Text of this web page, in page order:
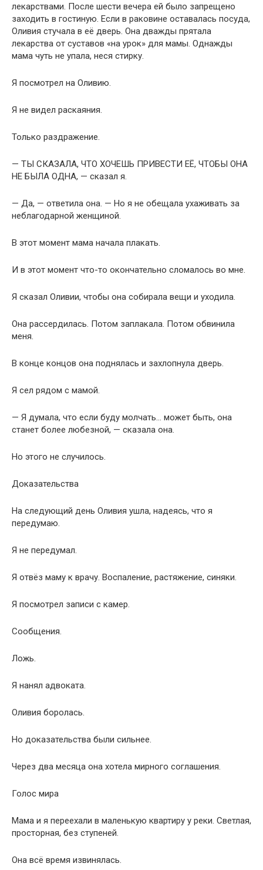
лекарствами. После шести вечера ей было запрещено
заходить в гостиную. Если в раковине оставалась посуда,
Оливия стучала в её дверь. Она дважды прятала
лекарства от суставов «на урок» для мамы. Однажды
мама чуть не упала, неся стирку.
Я посмотрел на Оливию.
Я не видел раскаяния.
Только раздражение.
— ТЫ СКАЗАЛА, ЧТО ХОЧЕШЬ ПРИВЕСТИ ЕЁ, ЧТОБЫ ОНА
НЕ БЫЛА ОДНА, — сказал я.
— Да, — ответила она. — Но я не обещала ухаживать за
неблагодарной женщиной.
В этот момент мама начала плакать.
И в этот момент что-то окончательно сломалось во мне.
Я сказал Оливии, чтобы она собирала вещи и уходила.
Она рассердилась. Потом заплакала. Потом обвинила
меня.
В конце концов она поднялась и захлопнула дверь.
Я сел рядом с мамой.
— Я думала, что если буду молчать… может быть, она
станет более любезной, — сказала она.
Но этого не случилось.
Доказательства
На следующий день Оливия ушла, надеясь, что я
передумаю.
Я не передумал.
Я отвёз маму к врачу. Воспаление, растяжение, синяки.
Я посмотрел записи с камер.
Сообщения.
Ложь.
Я нанял адвоката.
Оливия боролась.
Но доказательства были сильнее.
Через два месяца она хотела мирного соглашения.
Голос мира
Мама и я переехали в маленькую квартиру у реки. Светлая,
просторная, без ступеней.
Она всё время извинялась.